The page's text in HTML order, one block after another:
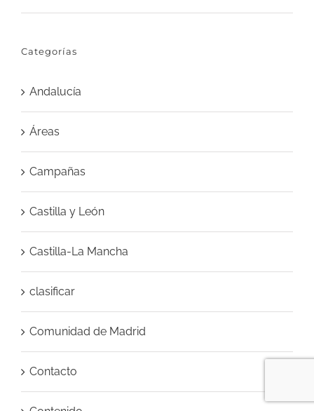
Categorías
Andalucía
Áreas
Campañas
Castilla y León
Castilla-La Mancha
clasificar
Comunidad de Madrid
Contacto